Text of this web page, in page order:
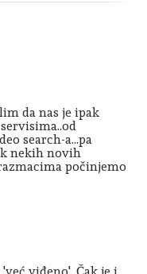
da nas je ipak
search-a...pa
nekih novih
počinjemo
viđeno'. Čak je i